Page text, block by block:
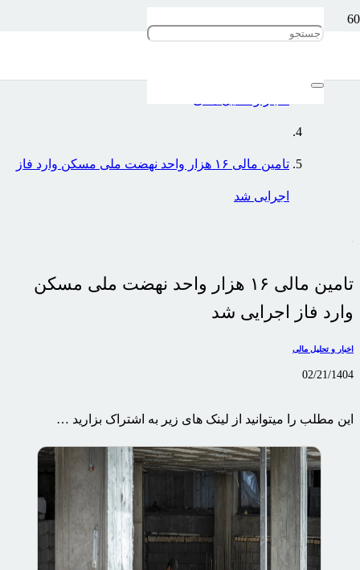
تامین مالی ۱۶ هزار واحد نهضت ملی مسکن وارد فاز
اجرایی شد
تامین مالی ۱۶ هزار واحد نهضت ملی مسکن
وارد فاز اجرایی شد
اخبار و تحلیل مالی
02/21/1404
این مطلب را میتوانید از لینک های زیر به اشتراک بزارید …